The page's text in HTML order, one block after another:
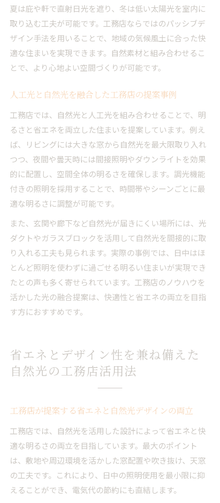
夏は庇や軒で直射日光を遮り、冬は低い太陽光を室内に
取り込む工夫が可能です。工務店ならではのパッシブデ
ザイン手法を用いることで、地域の気候風土に合った快
適な住まいを実現できます。自然素材と組み合わせるこ
とで、より心地よい空間づくりが可能です。
人工光と自然光を融合した工務店の提案事例
工務店では、自然光と人工光を組み合わせることで、明
るさと省エネを両立した住まいを提案しています。例え
ば、リビングには大きな窓から自然光を最大限取り入れ
つつ、夜間や曇天時には間接照明やダウンライトを効果
的に配置し、空間全体の明るさを確保します。調光機能
付きの照明を採用することで、時間帯やシーンごとに最
適な明るさに調整が可能です。
また、玄関や廊下など自然光が届きにくい場所には、光
ダクトやガラスブロックを活用して自然光を間接的に取
り入れる工夫も見られます。実際の事例では、日中はほ
とんど照明を使わずに過ごせる明るい住まいが実現でき
たとの声も多く寄せられています。工務店のノウハウを
活かした光の融合提案は、快適性と省エネの両立を目指
す方におすすめです。
省エネとデザイン性を兼ね備えた
自然光の工務店活用法
工務店が提案する省エネと自然光デザインの両立
工務店では、自然光を活用した設計によって省エネと快
適な明るさの両立を目指しています。最大のポイント
は、敷地や周辺環境を活かした窓配置や吹き抜け、天窓
の工夫です。これにより、日中の照明使用を最小限に抑
えることができ、電気代の節約にも直結します。